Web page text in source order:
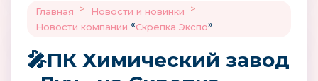
Главная > Новости и новинки
>
Новости компании «Скрепка Экспо»
🎤ПК Химический завод